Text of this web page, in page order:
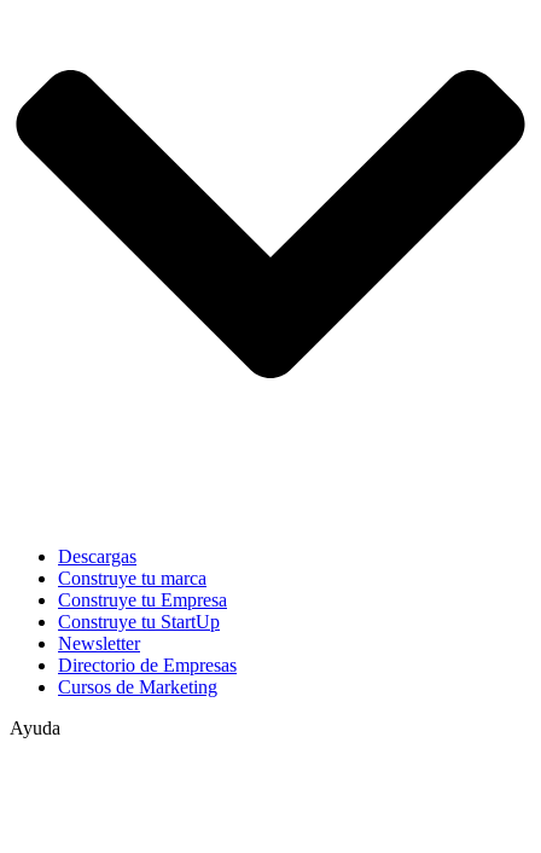
Descargas
Construye tu marca
Construye tu Empresa
Construye tu StartUp
Newsletter
Directorio de Empresas
Cursos de Marketing
Ayuda